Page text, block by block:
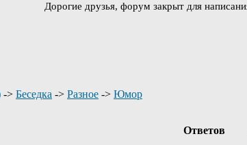
Дорогие друзья, форум закрыт для
-> Беседка -> Разное -> Юмор
Ответов